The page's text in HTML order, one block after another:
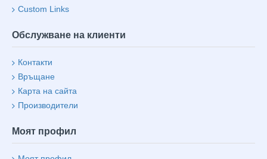
Custom Links
Обслужване на клиенти
Контакти
Връщане
Карта на сайта
Производители
Моят профил